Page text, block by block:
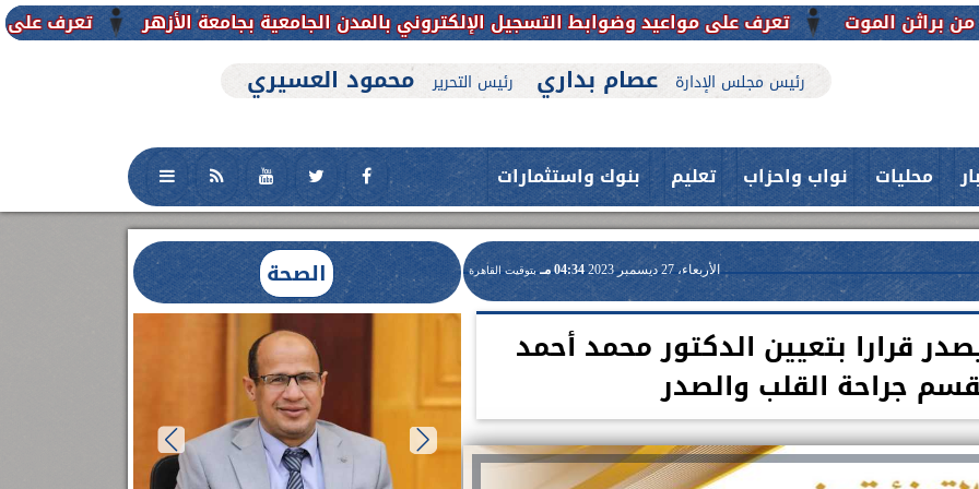
تعرف على تفاصيل وشروط تعرف على مواعيد وضوابط التسجيل الإلكتروني بالمدن الجامعية بجامعة الأزهر
رئيس مجلس الإدارة عصام بداري رئيس التحرير محمود العسيري
محليات نواب واحزاب تعليم بنوك واستثمارات
الأربعاء، 27 ديسمبر 2023 04:34 مـ بتوقيت القاهرة
قرارا بتعيين الدكتور محمد أحمد
جراحة القلب والصدر
الصحة
العلاج الحر بمنفلوط بالتعاون مع هيئة
حدث بمستشفيات جامعة اسيوط....
فريق طبي بقسم الأنف والأذن